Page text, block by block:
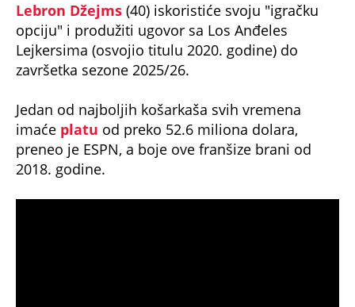
Lebron Džejms (40) iskoristiće svoju "igračku
opciju" i produžiti ugovor sa Los Anđeles
Lejkersima (osvojio titulu 2020. godine) do
završetka sezone 2025/26.
Jedan od najboljih košarkaša svih vremena
imaće platu od preko 52.6 miliona dolara,
preneo je ESPN, a boje ove franšize brani od
2018. godine.